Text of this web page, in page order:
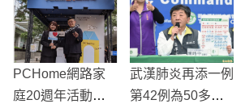
PCHome網路家
庭20週年活動，
武漢肺炎再添一例
第42例為50多歲